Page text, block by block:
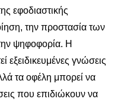
εφοδιαστικής
την προστασία των
ψηφοφορία. Η
εξειδικευμένες γνώσεις
τα οφέλη μπορεί να
που επιδιώκουν να